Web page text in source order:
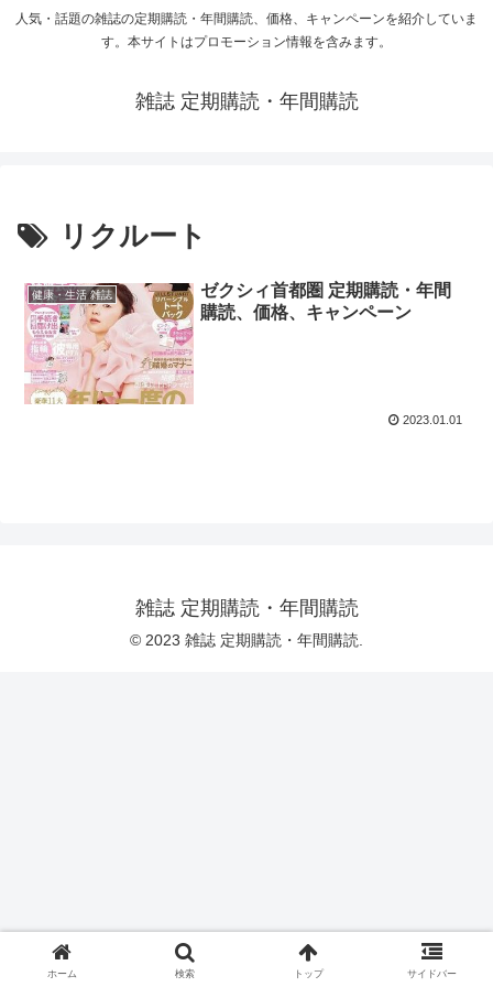
人気・話題の雑誌の定期購読・年間購読、価格、キャンペーンを紹介していま
す。本サイトはプロモーション情報を含みます。
雑誌 定期購読・年間購読
リクルート
健康・生活 雑誌
ゼクシィ首都圏 定期購読・年間
購読、価格、キャンペーン
2023.01.01
雑誌 定期購読・年間購読
© 2023 雑誌 定期購読・年間購読.
ホーム 検索 トップ サイドバー